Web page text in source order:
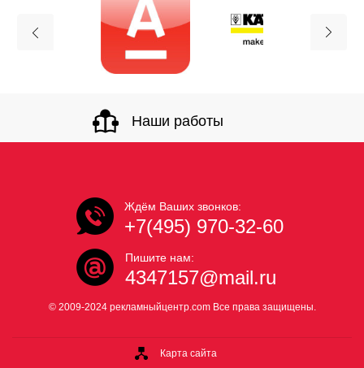
Наши работы
Ждём Ваших звонков:
+7(495) 970-32-60
Пишите нам:
4347157@mail.ru
© 2009-2024 рекламныйцентр.com Все права защищены.
Карта сайта